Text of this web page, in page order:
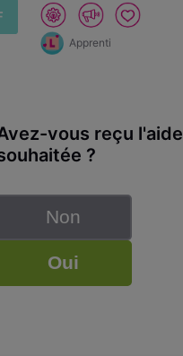
Apprenti
vous reçu l'aide
?
Non
Oui